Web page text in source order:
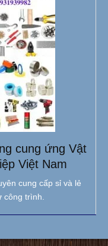
cung ứng Vật
Việt Nam
cung cấp sỉ và lẻ
trình.